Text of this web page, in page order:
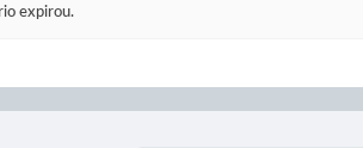
expirou.